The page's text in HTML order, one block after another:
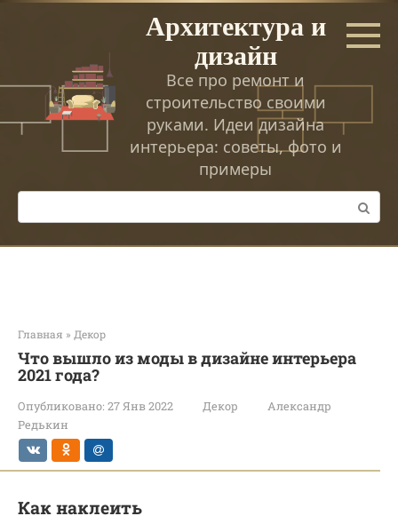
Перейти
Архитектура и
дизайн
Все про ремонт и
строительство своими
руками. Идеи дизайна
интерьера: советы, фото и
примеры
Поиск:
Главная » Декор
Что вышло из моды в дизайне интерьера
2021 года?
Опубликовано: 27 Янв 2022 Декор
Александр
Редькин
Как наклеить